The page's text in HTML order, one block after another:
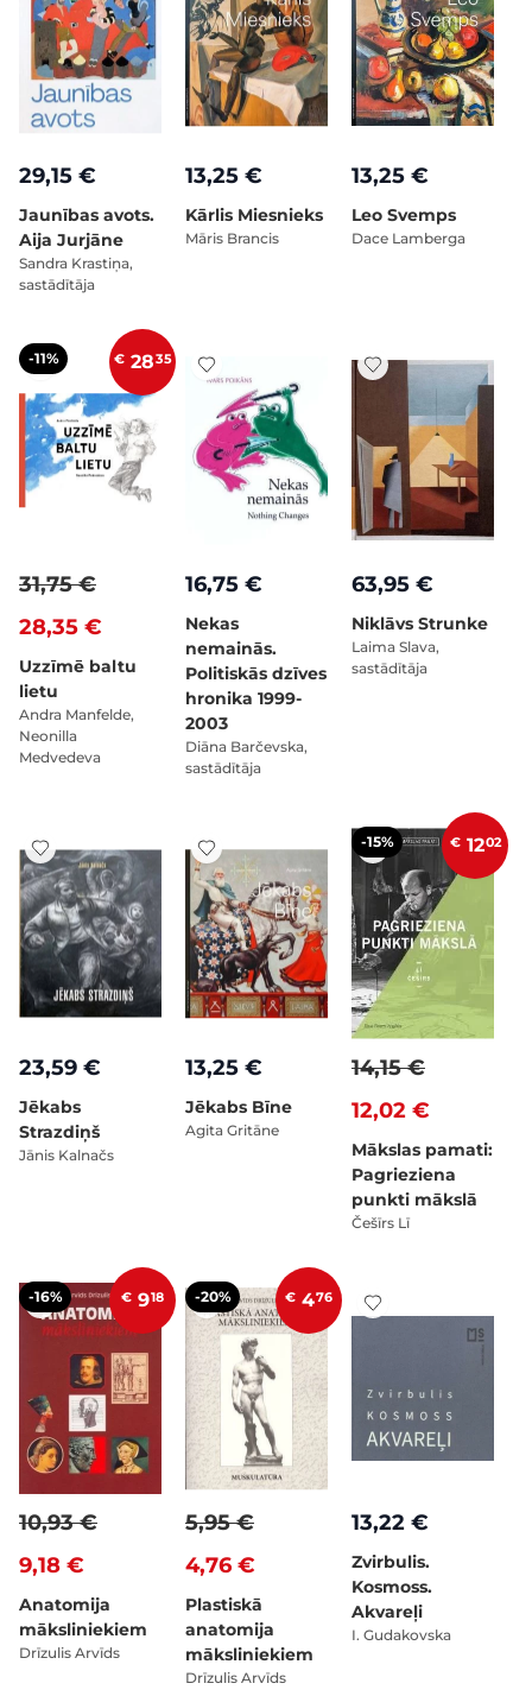
29,15 €
Jaunības avots.
Aija Jurjāne
Sandra Krastiņa,
sastādītāja
13,25 €
Kārlis Miesnieks
Māris Brancis
13,25 €
Leo Svemps
Dace Lamberga
-11% € 2835
28,35 €
31,75 €
Uzzīmē baltu
lietu
Andra Manfelde,
Neonilla
Medvedeva
16,75 €
Nekas
nemainās.
Politiskās dzīves
hronika 1999-
2003
Diāna Barčevska,
sastādītāja
63,95 €
Niklāvs Strunke
Laima Slava,
sastādītāja
23,59 €
Jēkabs
Strazdiņš
Jānis Kalnačs
13,25 €
Jēkabs Bīne
Agita Gritāne
-15% € 1202
12,02 €
14,15 €
Mākslas pamati:
Pagrieziena
punkti mākslā
Češīrs Lī
-16% € 918
9,18 €
10,93 €
Anatomija
māksliniekiem
Drīzulis Arvīds
-20% € 476
4,76 €
5,95 €
Plastiskā
anatomija
māksliniekiem
Drīzulis Arvīds
13,22 €
Zvirbulis.
Kosmoss.
Akvareļi
I. Gudakovska